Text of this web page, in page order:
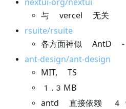
nextui-org/nextui
与 vercel 无关
rsuite/rsuite
各方面神似 AntD
ant-design/ant-design
MIT, TS
1.3MB
antd 直接依赖